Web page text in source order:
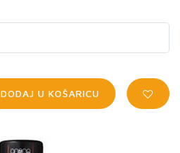
DODAJ U KOŠARICU